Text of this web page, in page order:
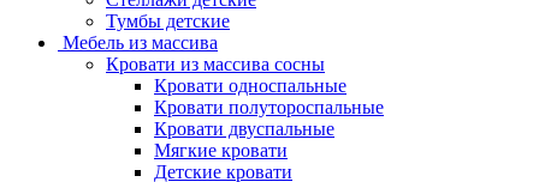
Тумбы детские
Мебель из массива
Кровати из массива сосны
Кровати односпальные
Кровати полутороспальные
Кровати двуспальные
Мягкие кровати
Детские кровати